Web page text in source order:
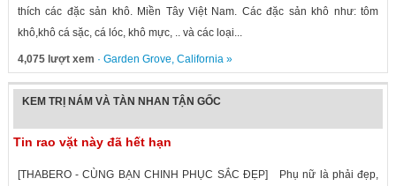
thích các đặc sản khô. Miền Tây Việt Nam. Các đặc sản khô như: tôm
khô,khô cá sặc, cá lóc, khô mực, .. và các loại...
4,075 lượt xem · Garden Grove, California»
KEM TRỊ NÁM VÀ TÀN NHAN TẬN GỐC
Tin rao vặt này đã hết hạn
[THABERO - CÙNG BẠN CHINH PHỤC SẮC ĐẸP] Phụ nữ là phải đẹp,